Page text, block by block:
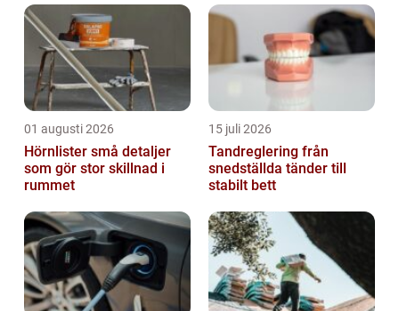
01 augusti 2026
Hörnlister små detaljer
som gör stor skillnad i
rummet
15 juli 2026
Tandreglering från
snedställda tänder till
stabilt bett